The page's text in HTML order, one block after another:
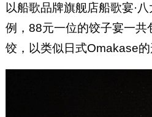
以船歌品牌旗舰店船歌宴·
例，88元一位的饺子宴一共
饺，以类似日式Omakase的